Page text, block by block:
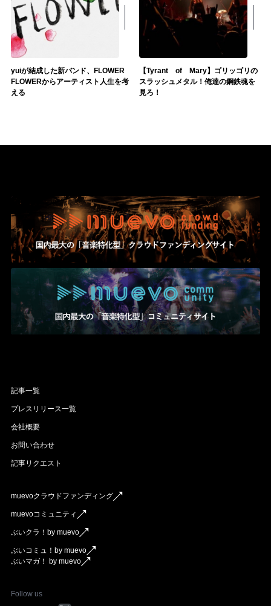
yuiが結成した新バンド、FLOWER
FLOWERからアーティスト人生を考
える
【Tyrant of Mary】ゴリッゴリの
スラッシュメタル！俺達の鋼鉄魂を
見ろ！
記事一覧
プレスリリース一覧
会社概要
お問い合わせ
記事リクエスト
muevoクラウドファンディング
muevoコミュニティ
ぶいクラ！by muevo
ぶいコミュ！by muevo
ぶいマガ！ by muevo
Follow us